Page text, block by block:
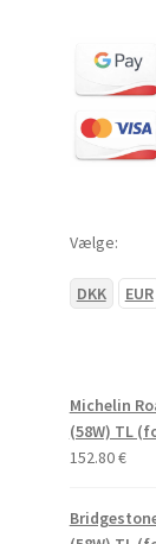
Vælge:
DKK EUR
Michelin
(58W) TL
152.80€